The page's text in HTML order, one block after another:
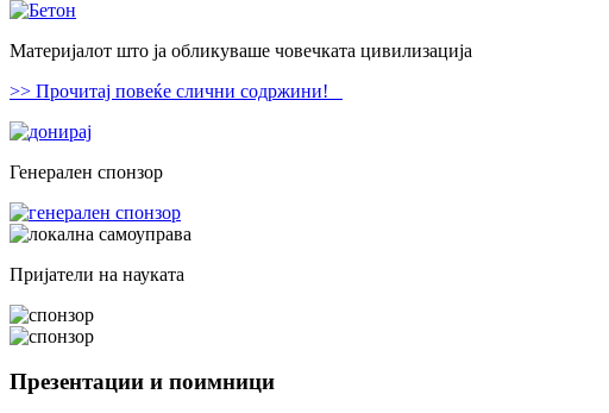
Материјалот што ја обликуваше човечката цивилизација
>> Прочитај повеќе слични содржини!
Генерален спонзор
Пријатели на науката
Презентации и поимници